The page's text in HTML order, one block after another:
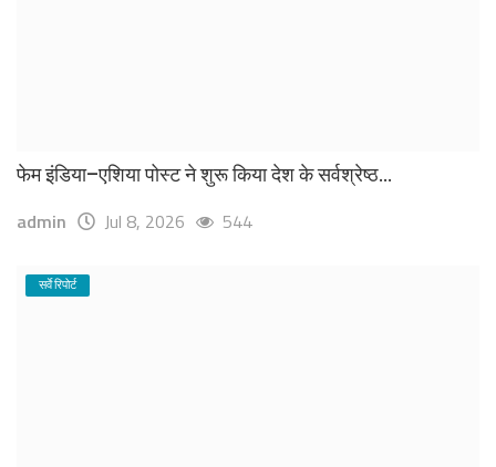
फेम इंडिया–एशिया पोस्ट ने शुरू किया देश के सर्वश्रेष्ठ...
admin Jul 8, 2026 544
सर्वे रिपोर्ट